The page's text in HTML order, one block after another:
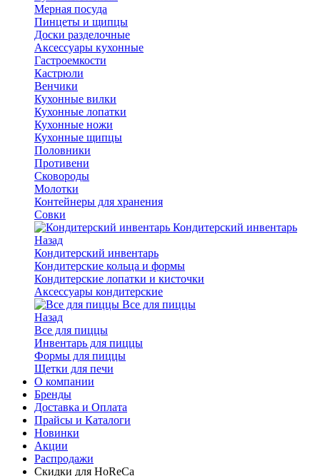
Мерная посуда
Пинцеты и щипцы
Доски разделочные
Аксессуары кухонные
Гастроемкости
Кастрюли
Венчики
Кухонные вилки
Кухонные лопатки
Кухонные ножи
Кухонные щипцы
Половники
Противени
Сковороды
Молотки
Контейнеры для хранения
Совки
Кондитерский инвентарь
Назад
Кондитерский инвентарь
Кондитерские кольца и формы
Кондитерские лопатки и кисточки
Аксессуары кондитерские
Все для пиццы
Назад
Все для пиццы
Инвентарь для пиццы
Формы для пиццы
Щетки для печи
О компании
Бренды
Доставка и Оплата
Прайсы и Каталоги
Новинки
Акции
Распродажи
Скидки для HoReCa